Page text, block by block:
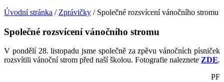
Úvodní stránka / Zprávičky / Společné rozsvícení vánočního stromu
Společné rozsvícení vánočního stromu
V pondělí 28. listopadu jsme společně za zpěvu vánočních písniček
rozsvítili vánoční strom před naší školou. Fotografie naleznete ZDE.
PF